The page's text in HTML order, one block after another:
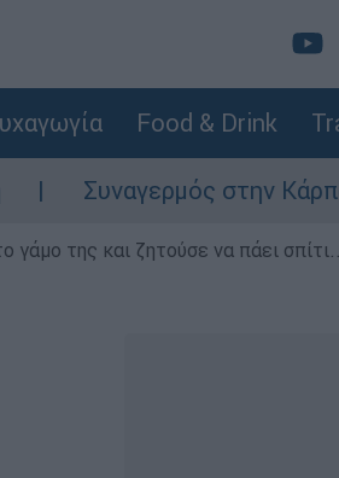
Food & Drink
στην Κάρπαθο:
της και ζητούσε να πάει